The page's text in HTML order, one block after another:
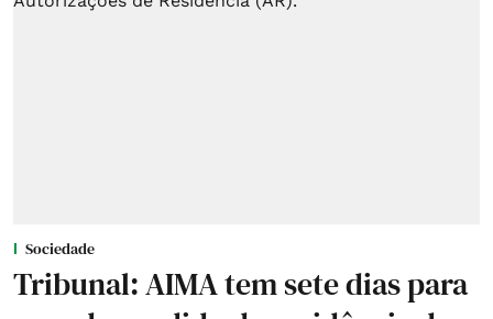
Sociedade
Tribunal: AIMA tem sete dias para